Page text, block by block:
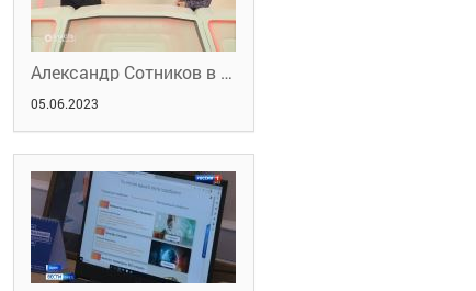
Александр Сотников в программе "Область решений" Первого областного телеканала канала
05.06.2023